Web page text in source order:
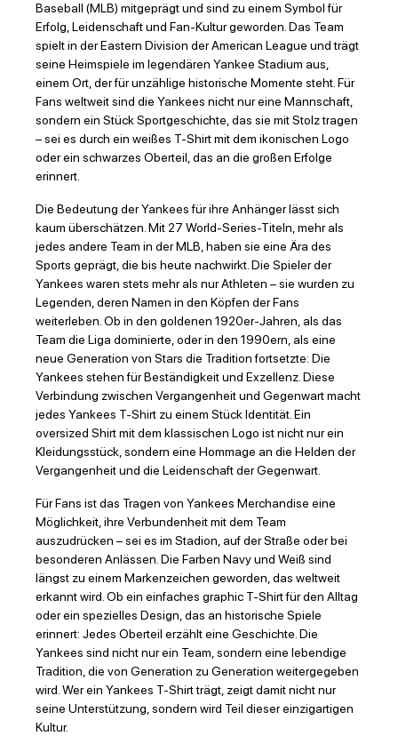
Baseball (MLB) mitgeprägt und sind zu einem Symbol für
Erfolg, Leidenschaft und Fan-Kultur geworden. Das Team
spielt in der Eastern Division der American League und trägt
seine Heimspiele im legendären Yankee Stadium aus,
einem Ort, der für unzählige historische Momente steht. Für
Fans weltweit sind die Yankees nicht nur eine Mannschaft,
sondern ein Stück Sportgeschichte, das sie mit Stolz tragen
– sei es durch ein weißes T-Shirt mit dem ikonischen Logo
oder ein schwarzes Oberteil, das an die großen Erfolge
erinnert.
Die Bedeutung der Yankees für ihre Anhänger lässt sich
kaum überschätzen. Mit 27 World-Series-Titeln, mehr als
jedes andere Team in der MLB, haben sie eine Ära des
Sports geprägt, die bis heute nachwirkt. Die Spieler der
Yankees waren stets mehr als nur Athleten – sie wurden zu
Legenden, deren Namen in den Köpfen der Fans
weiterleben. Ob in den goldenen 1920er-Jahren, als das
Team die Liga dominierte, oder in den 1990ern, als eine
neue Generation von Stars die Tradition fortsetzte: Die
Yankees stehen für Beständigkeit und Exzellenz. Diese
Verbindung zwischen Vergangenheit und Gegenwart macht
jedes Yankees T-Shirt zu einem Stück Identität. Ein
oversized Shirt mit dem klassischen Logo ist nicht nur ein
Kleidungsstück, sondern eine Hommage an die Helden der
Vergangenheit und die Leidenschaft der Gegenwart.
Für Fans ist das Tragen von Yankees Merchandise eine
Möglichkeit, ihre Verbundenheit mit dem Team
auszudrücken – sei es im Stadion, auf der Straße oder bei
besonderen Anlässen. Die Farben Navy und Weiß sind
längst zu einem Markenzeichen geworden, das weltweit
erkannt wird. Ob ein einfaches graphic T-Shirt für den Alltag
oder ein spezielles Design, das an historische Spiele
erinnert: Jedes Oberteil erzählt eine Geschichte. Die
Yankees sind nicht nur ein Team, sondern eine lebendige
Tradition, die von Generation zu Generation weitergegeben
wird. Wer ein Yankees T-Shirt trägt, zeigt damit nicht nur
seine Unterstützung, sondern wird Teil dieser einzigartigen
Kultur.